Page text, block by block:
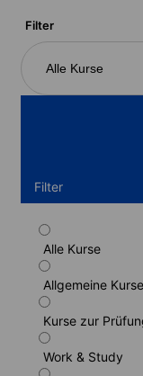
Filter
Alle Kurse
Filter
Alle Kurse
Allgemeine Kurse
Kurse zur
Work & Study
Standardkurs
Dauer: 1 - 52
Lernstufen:
1 Woche
210 EUR